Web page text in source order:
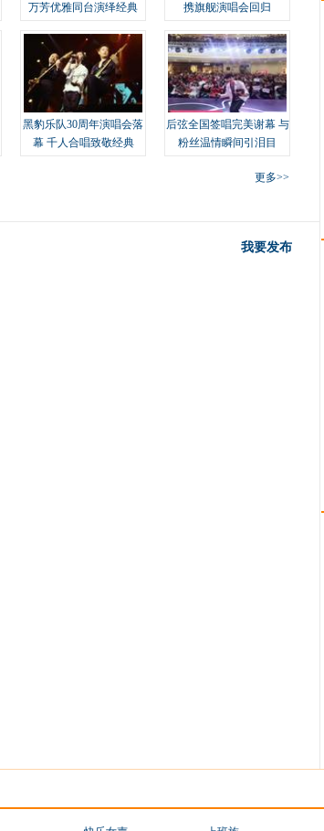
万芳优雅同台演绎经典
携旗舰演唱会回归
黑豹乐队30周年演唱会落
幕 千人合唱致敬经典
后弦全国签唱完美谢幕 与
粉丝温情瞬间引泪目
更多>>
我要发布